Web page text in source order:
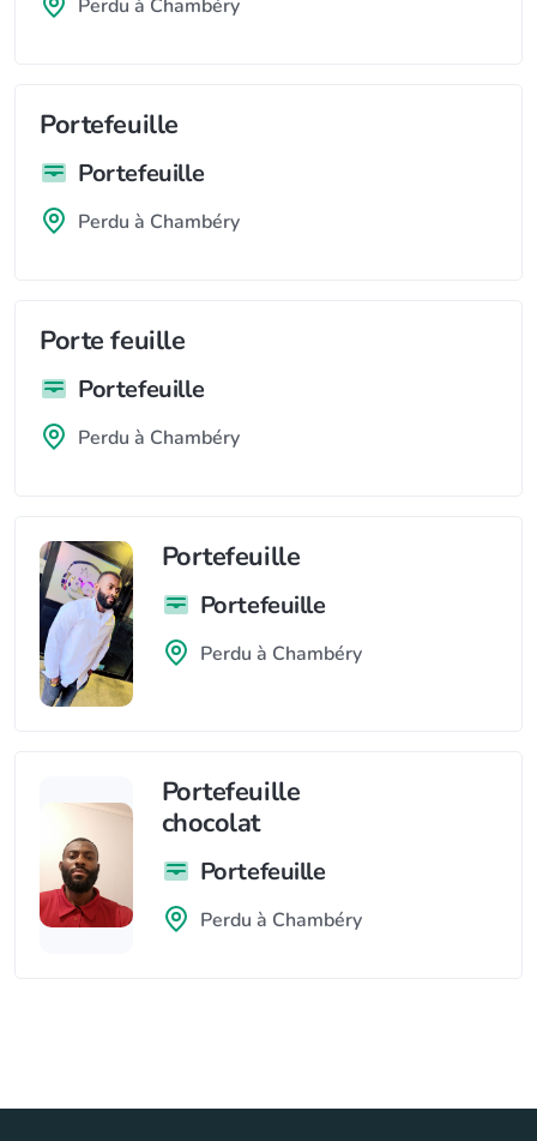
Perdu à Chambéry
Portefeuille
Portefeuille
Perdu à Chambéry
Porte feuille
Portefeuille
Perdu à Chambéry
Portefeuille
Portefeuille
Perdu à Chambéry
Portefeuille
chocolat
Portefeuille
Perdu à Chambéry